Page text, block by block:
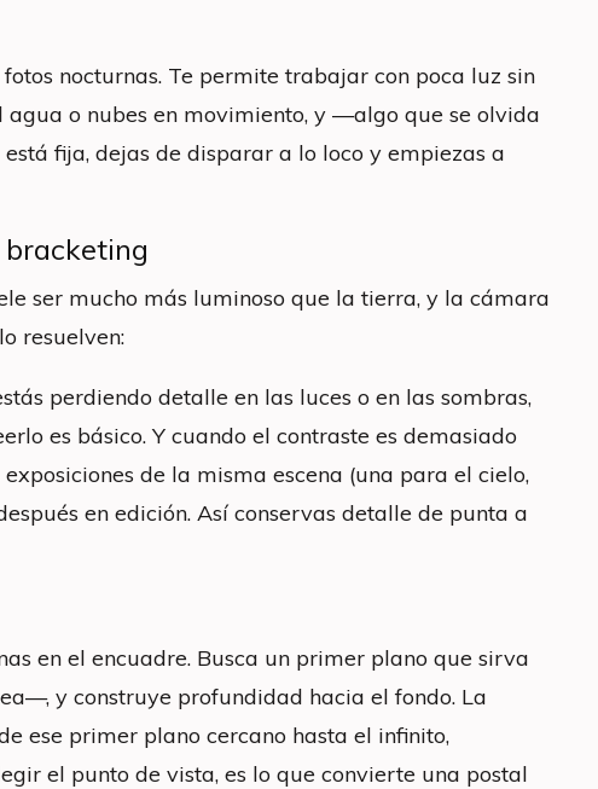
nocturnas. Te permite trabajar con poca luz sin
agua o nubes en movimiento, y —algo que se olvida
fija, dejas de disparar a lo loco y empiezas a
ser mucho más luminoso que la tierra, y la cámara
resuelven:
perdiendo detalle en las luces o en las sombras,
es básico. Y cuando el contraste es demasiado
de la misma escena (una para el cielo,
en edición. Así conservas detalle de punta a
en el encuadre. Busca un primer plano que sirva
y construye profundidad hacia el fondo. La
ese primer plano cercano hasta el infinito,
el punto de vista, es lo que convierte una postal